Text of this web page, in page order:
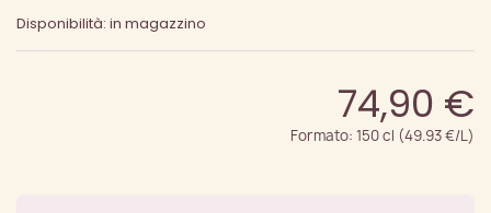
Disponibilità: in magazzino
74,90 €
Formato: 150 cl (49.93 €/L)